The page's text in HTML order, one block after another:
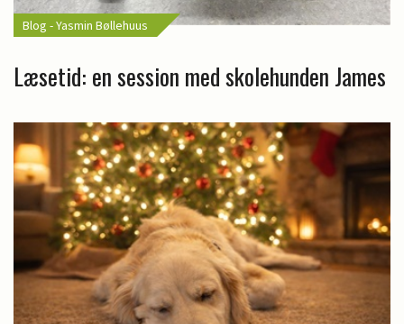
Blog - Yasmin Bøllehuus
Læsetid: en session med skolehunden James